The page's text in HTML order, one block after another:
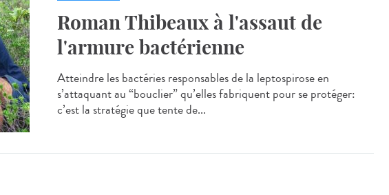
Roman Thibeaux à l'assaut de
l'armure bactérienne
Atteindre les bactéries responsables de la leptospirose en
s’attaquant au “bouclier” qu’elles fabriquent pour se protéger:
c’est la stratégie que tente de...